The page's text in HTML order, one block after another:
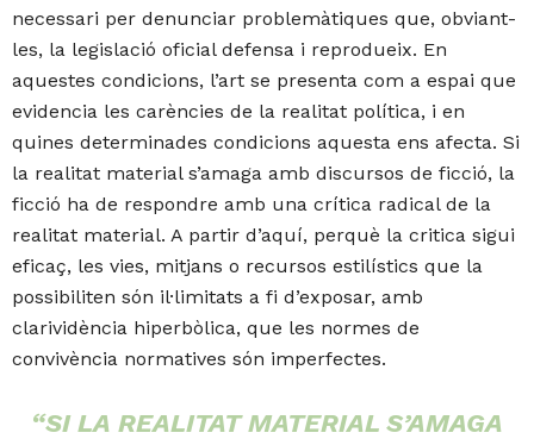
necessari per denunciar problemàtiques que, obviant-
les, la legislació oficial defensa i reprodueix. En
aquestes condicions, l’art se presenta com a espai que
evidencia les carències de la realitat política, i en
quines determinades condicions aquesta ens afecta. Si
la realitat material s’amaga amb discursos de ficció, la
ficció ha de respondre amb una crítica radical de la
realitat material. A partir d’aquí, perquè la critica sigui
eficaç, les vies, mitjans o recursos estilístics que la
possibiliten són il·limitats a fi d’exposar, amb
clarividència hiperbòlica, que les normes de
convivència normatives són imperfectes.
“SI LA REALITAT MATERIAL S’AMAGA